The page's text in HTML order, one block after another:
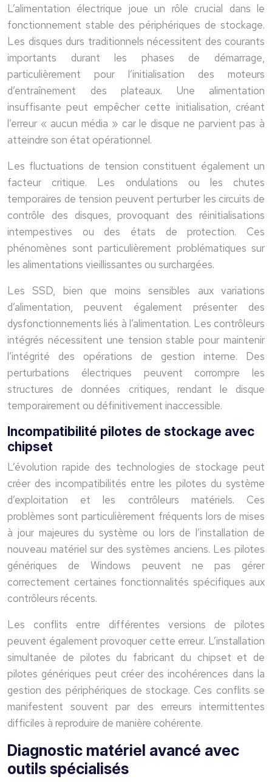
L’alimentation électrique joue un rôle crucial dans le
fonctionnement stable des périphériques de stockage.
Les disques durs traditionnels nécessitent des courants
importants durant les phases de démarrage,
particulièrement pour l’initialisation des moteurs
d’entraînement des plateaux. Une alimentation
insuffisante peut empêcher cette initialisation, créant
l’erreur « aucun média » car le disque ne parvient pas à
atteindre son état opérationnel.
Les fluctuations de tension constituent également un
facteur critique. Les ondulations ou les chutes
temporaires de tension peuvent perturber les circuits de
contrôle des disques, provoquant des réinitialisations
intempestives ou des états de protection. Ces
phénomènes sont particulièrement problématiques sur
les alimentations vieillissantes ou surchargées.
Les SSD, bien que moins sensibles aux variations
d’alimentation, peuvent également présenter des
dysfonctionnements liés à l’alimentation. Les contrôleurs
intégrés nécessitent une tension stable pour maintenir
l’intégrité des opérations de gestion interne. Des
perturbations électriques peuvent corrompre les
structures de données critiques, rendant le disque
temporairement ou définitivement inaccessible.
Incompatibilité pilotes de stockage avec
chipset
L’évolution rapide des technologies de stockage peut
créer des incompatibilités entre les pilotes du système
d’exploitation et les contrôleurs matériels. Ces
problèmes sont particulièrement fréquents lors de mises
à jour majeures du système ou lors de l’installation de
nouveau matériel sur des systèmes anciens. Les pilotes
génériques de Windows peuvent ne pas gérer
correctement certaines fonctionnalités spécifiques aux
contrôleurs récents.
Les conflits entre différentes versions de pilotes
peuvent également provoquer cette erreur. L’installation
simultanée de pilotes du fabricant du chipset et de
pilotes génériques peut créer des incohérences dans la
gestion des périphériques de stockage. Ces conflits se
manifestent souvent par des erreurs intermittentes
difficiles à reproduire de manière cohérente.
Diagnostic matériel avancé avec
outils spécialisés